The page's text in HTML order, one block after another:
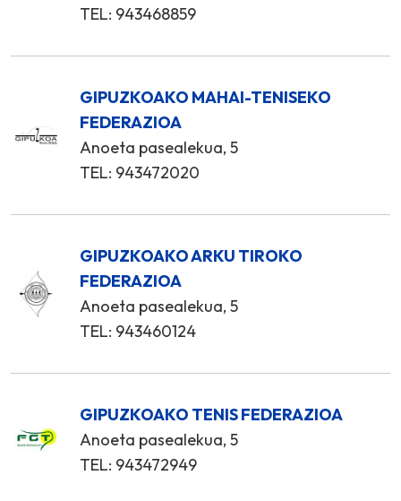
TEL: 943468859
GIPUZKOAKO MAHAI-TENISEKO
FEDERAZIOA
Anoeta pasealekua, 5
TEL: 943472020
GIPUZKOAKO ARKU TIROKO
FEDERAZIOA
Anoeta pasealekua, 5
TEL: 943460124
GIPUZKOAKO TENIS FEDERAZIOA
Anoeta pasealekua, 5
TEL: 943472949